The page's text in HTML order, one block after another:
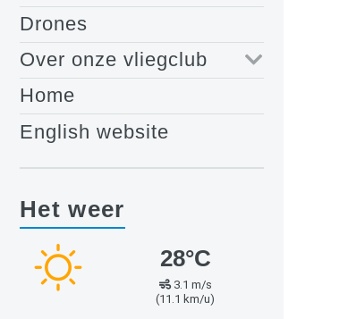
Drones
Over onze vliegclub
Home
English website
Het weer
28°C
3.1 m/s
(11.1 km/u)